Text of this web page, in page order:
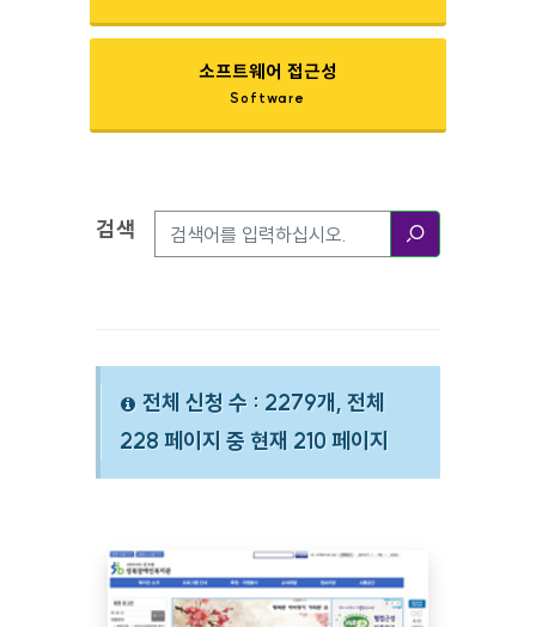
소프트웨어 접근성
Software
검색옵션
검색
전체 신청 수 : 2279개, 전체
228 페이지 중 현재 210 페이지